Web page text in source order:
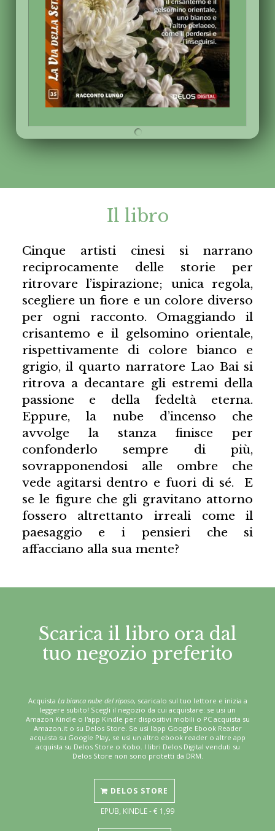
Il libro
Cinque artisti cinesi si narrano
reciprocamente delle storie per
ritrovare l’ispirazione; unica regola,
scegliere un fiore e un colore diverso
per ogni racconto. Omaggiando il
crisantemo e il gelsomino orientale,
rispettivamente di colore bianco e
grigio, il quarto narratore Lao Bai si
ritrova a decantare gli estremi della
passione e della fedeltà eterna.
Eppure, la nube d’incenso che
avvolge la stanza finisce per
confonderlo sempre di più,
sovrapponendosi alle ombre che
vede agitarsi dentro e fuori di sé. E
se le figure che gli gravitano attorno
fossero altrettanto irreali come il
paesaggio e i pensieri che si
affacciano alla sua mente?
Scarica il libro ora dal
tuo negozio preferito
Acquista La bianca nube del riposo, scaricalo sul tuo lettore e inizia a
leggere subito! Scegli il negozio da cui acquistare: se usi un
Amazon Kindle o l'app Kindle per dispositivi mobili o PC acquista su
Amazon.it o su Delos Store. Se usi l'app Google Ebook Reader
acquista su Google Play, se usi un altro ebook reader o altre app
acquista su Delos Store o Kobo. I libri Delos Digital venduti su
Delos Store non sono protetti da DRM.
DELOS STORE
EPUB, KINDLE - € 1,99